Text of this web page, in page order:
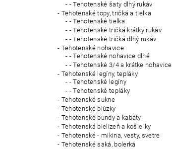
- Tehotenské šaty dlhý rukáv
Tehotenské topy, tričká a tielka
- Tehotenské tielka
- Tehotenské tričká krátky rukáv
- Tehotenské tričká dlhý rukáv
Tehotenské nohavice
- Tehotenské nohavice dlhé
- Tehotenské 3/4 a krátke nohavice
Tehotenské legíny, tepláky
- Tehotenské legíny
- Tehotenské tepláky
Tehotenské sukne
Tehotenské blúzky
Tehotenské bundy a kabáty
Tehotenská bielizeň a košieľky
Tehotenské - mikina, vesty, svetre
Tehotenské saká, bolerká